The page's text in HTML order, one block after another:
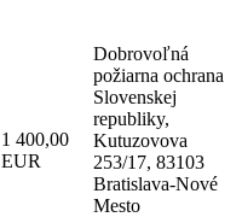
1 400,00
EUR
Dobrovoľná
požiarna ochrana
Slovenskej
republiky,
Kutuzovova
253/17, 83103
Bratislava-Nové
Mesto